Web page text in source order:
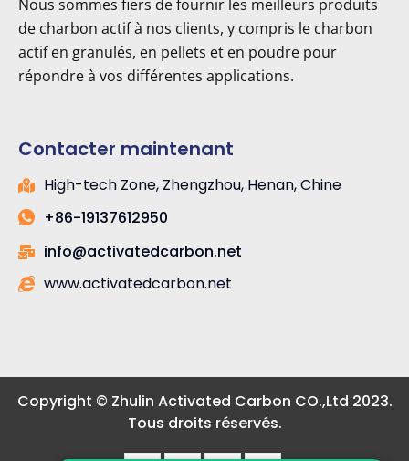
Nous sommes fiers de fournir les meilleurs produits
de charbon actif à nos clients, y compris le charbon
actif en granulés, en pellets et en poudre pour
répondre à vos différentes applications.
Contacter maintenant
High-tech Zone, Zhengzhou, Henan, Chine
+86-19137612950
info@activatedcarbon.net
www.activatedcarbon.net
Copyright © Zhulin Activated Carbon CO.,Ltd 2023.
Tous droits réservés.